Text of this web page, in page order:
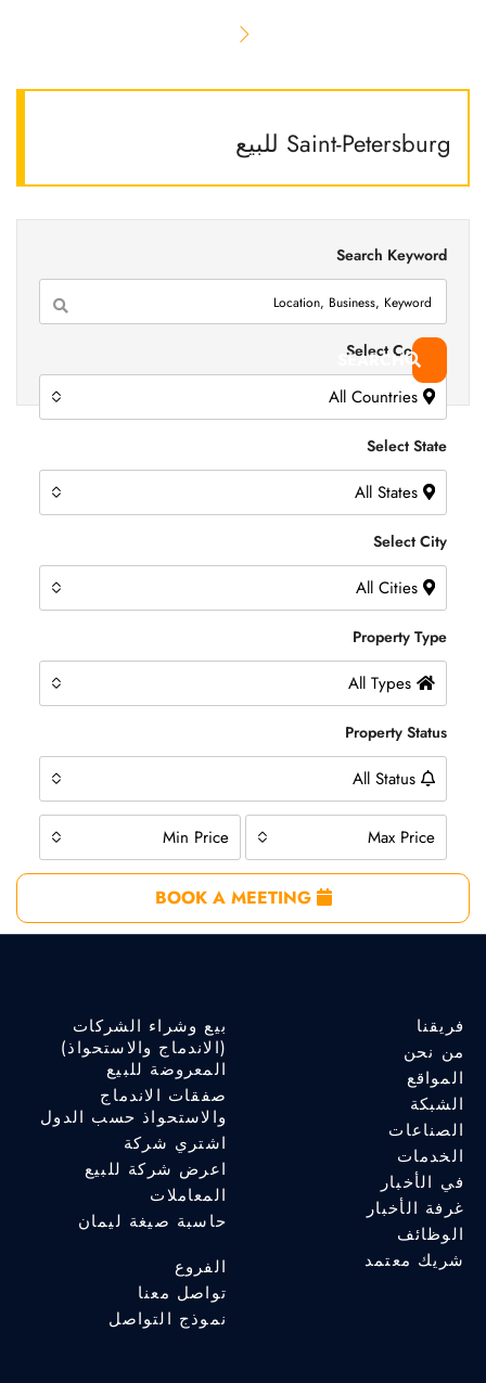
Saint-Petersburg للبيع
Search Keyword
Select Country
All Countries
Select State
All States
Select City
All Cities
Property Type
All Types
Property Status
All Status
Min Price Max Price
SEARCH
BOOK A MEETING
فريقنا
من نحن
المواقع
الشبكة
الصناعات
الخدمات
في الأخبار
غرفة الأخبار
الوظائف
شريك معتمد
بيع وشراء الشركات
(الاندماج والاستحواذ)
المعروضة للبيع
صفقات الاندماج
والاستحواذ حسب الدول
اشتري شركة
اعرض شركة للبيع
المعاملات
حاسبة صيغة ليمان
الفروع
تواصل معنا
نموذج التواصل